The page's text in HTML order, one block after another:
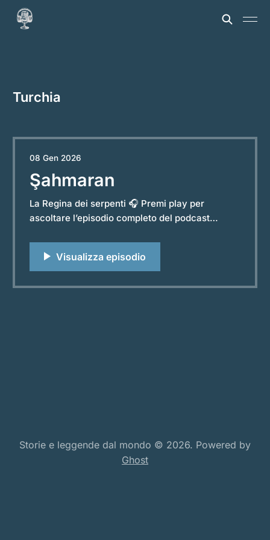
Turchia
Şahmaran
La Regina dei serpenti 🎧 Premi play per
ascoltare l’episodio completo del podcast
non poter stare nei libri, ma solo nel corpo di chi
Şahmaran abita lì, a metà strada
08 Gen 2026
Storie e leggende dal mondo © 2026. Powered by
Ghost